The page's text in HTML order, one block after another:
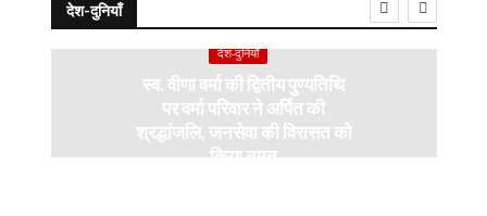
देश-दुनियाँ
देश-दुनियाँ
स्व. वीणा वर्मा की द्वितीय पुण्यतिथि
पर वर्मा परिवार ने अर्पित की
श्रद्धांजलि, जनसेवा की विरासत को
किया नमन